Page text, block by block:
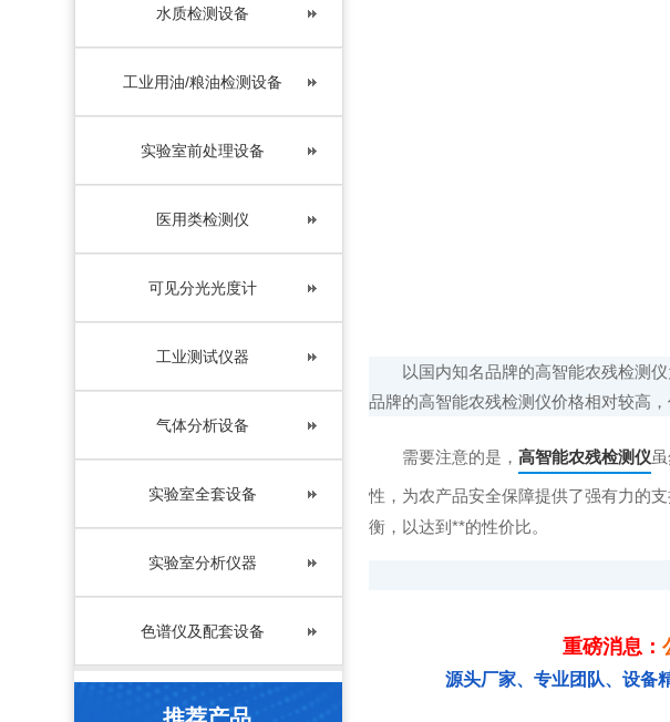
水质检测设备
工业用油/粮油检测设备
实验室前处理设备
医用类检测仪
可见分光光度计
工业测试仪器
气体分析设备
实验室全套设备
实验室分析仪器
色谱仪及配套设备
以国内知名品牌的高智能农残检测仪
品牌的高智能农残检测仪价格相对较高
需要注意的是，高智能农残检测仪
性，为农产品安全保障提供了强有力的
衡，以达到**的性价比。
重磅消息：
源头厂家、专业团队、设备